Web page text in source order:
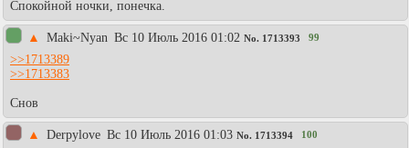
Спокойной ночки, понечка.
▲ Maki~Nyan Вc 10 Июль 2016 01:02 No. 1713393 99
>>1713389
>>1713383
Снов
▲ Derpylove Вc 10 Июль 2016 01:03 No. 1713394 100